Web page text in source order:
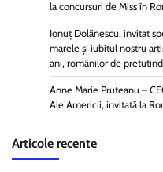
la concursuri de Miss în
Ionuț Dolănescu, invitat
marele și iubitul nostru
ani, românilor de
Anne Marie Pruteanu –
Ale Americii, invitată la
Articole recente